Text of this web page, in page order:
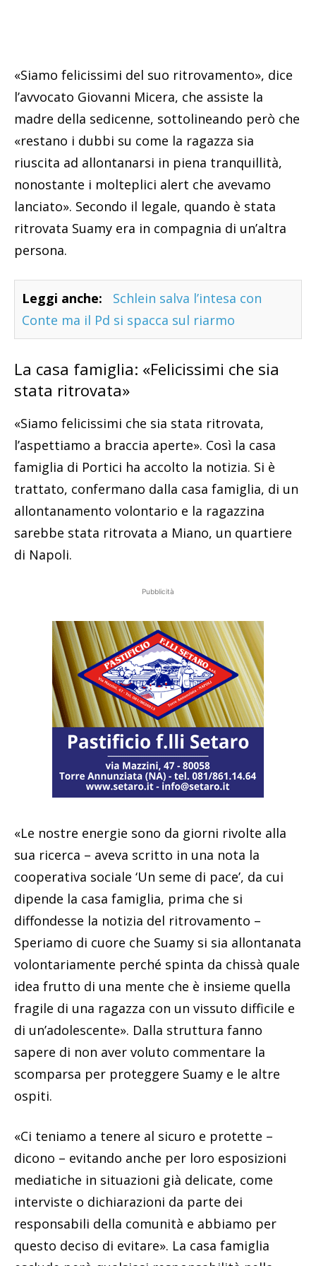
«Siamo felicissimi del suo ritrovamento», dice
l’avvocato Giovanni Micera, che assiste la
madre della sedicenne, sottolineando però che
«restano i dubbi su come la ragazza sia
riuscita ad allontanarsi in piena tranquillità,
nonostante i molteplici alert che avevamo
lanciato». Secondo il legale, quando è stata
ritrovata Suamy era in compagnia di un’altra
persona.
Leggi anche:
Schlein salva l’intesa con
Conte ma il Pd si spacca sul riarmo
La casa famiglia: «Felicissimi che sia
stata ritrovata»
«Siamo felicissimi che sia stata ritrovata,
l’aspettiamo a braccia aperte». Così la casa
famiglia di Portici ha accolto la notizia. Si è
trattato, confermano dalla casa famiglia, di un
allontanamento volontario e la ragazzina
sarebbe stata ritrovata a Miano, un quartiere
di Napoli.
Pubblicità
«Le nostre energie sono da giorni rivolte alla
sua ricerca – aveva scritto in una nota la
cooperativa sociale ‘Un seme di pace’, da cui
dipende la casa famiglia, prima che si
diffondesse la notizia del ritrovamento –
Speriamo di cuore che Suamy si sia allontanata
volontariamente perché spinta da chissà quale
idea frutto di una mente che è insieme quella
fragile di una ragazza con un vissuto difficile e
di un’adolescente». Dalla struttura fanno
sapere di non aver voluto commentare la
scomparsa per proteggere Suamy e le altre
ospiti.
«Ci teniamo a tenere al sicuro e protette –
dicono – evitando anche per loro esposizioni
mediatiche in situazioni già delicate, come
interviste o dichiarazioni da parte dei
responsabili della comunità e abbiamo per
questo deciso di evitare». La casa famiglia